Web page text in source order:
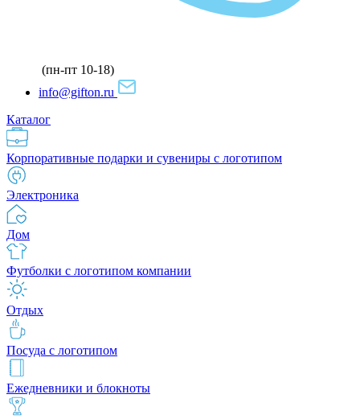
(пн-пт 10-18)
info@gifton.ru
Каталог
Корпоративные подарки и сувениры с логотипом
Электроника
Дом
Футболки с логотипом компании
Отдых
Посуда с логотипом
Ежедневники и блокноты